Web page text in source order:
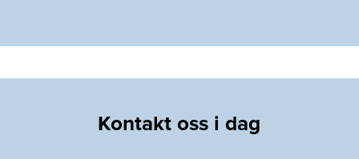
Kontakt oss i dag